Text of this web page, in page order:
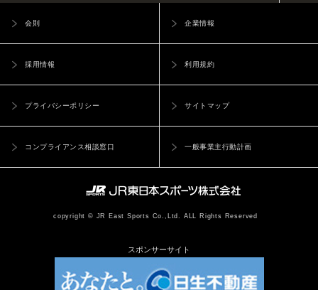
copyright © JR East Sports Co.,Ltd. ALL Rights Reserved
会則 企業情報
採用情報 利用規約
プライバシーポリシー サイトマップ
コンプライアンス相談窓口 一般事業主行動計画
スポンサーサイト